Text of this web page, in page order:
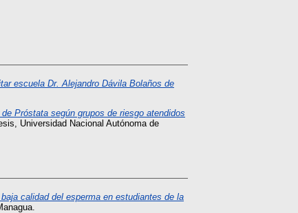
escuela Dr. Alejandro Dávila Bolaños de
Próstata según grupos de riesgo atendidos
Universidad Nacional Autónoma de
calidad del esperma en estudiantes de la